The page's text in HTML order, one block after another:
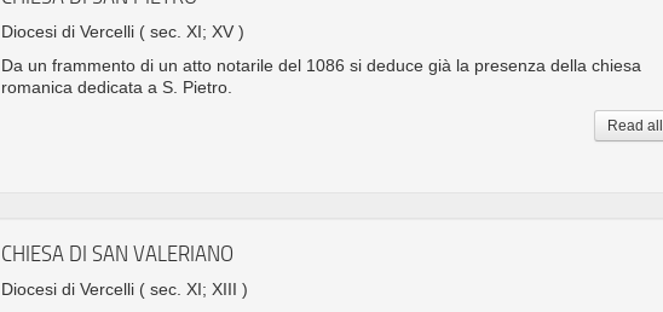
Diocesi di Vercelli ( sec. XI; XV )
Da un frammento di un atto notarile del 1086 si deduce già la presenza della chiesa
romanica dedicata a S. Pietro.
Read all
CHIESA DI SAN VALERIANO
Diocesi di Vercelli ( sec. XI; XIII )